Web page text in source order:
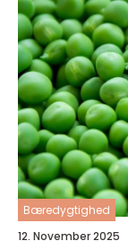
Bæredygtighed
12. November 2025